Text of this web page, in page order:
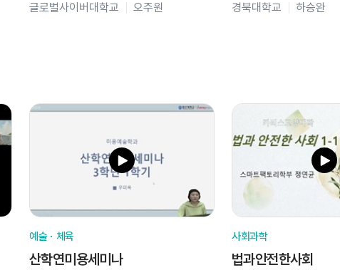
글로벌사이버대학교 오주원 경북대학교 하승완
예술ㆍ체육
산학연미용세미나
사회과학
법과안전한사회